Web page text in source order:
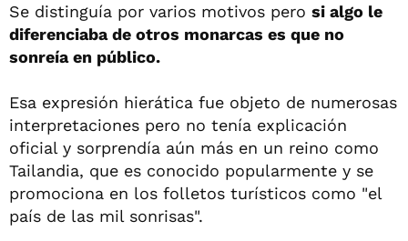
Se distinguía por varios motivos pero si algo le
diferenciaba de otros monarcas es que no
sonreía en público.
Esa expresión hierática fue objeto de numerosas
interpretaciones pero no tenía explicación
oficial y sorprendía aún más en un reino como
Tailandia, que es conocido popularmente y se
promociona en los folletos turísticos como "el
país de las mil sonrisas".